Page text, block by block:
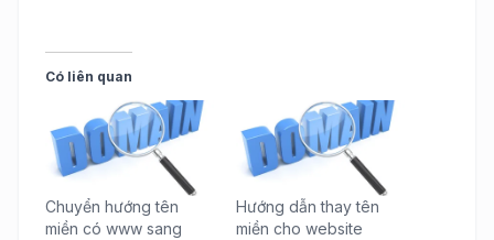
Có liên quan
Chuyển hướng tên
miền có www sang
Hướng dẫn thay tên
miền cho website